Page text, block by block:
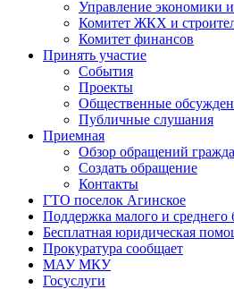
Управление экономики
Комитет ЖКХ и
Комитет финансов
Принять участие
События
Проекты
Общественные
Публичные слушания
Приемная
Обзор обращений
Создать обращение
Контакты
ГТО поселок Агинское
Поддержка малого и среднего
Бесплатная юридическая
Прокуратура сообщает
МАУ МКУ
Госуслуги